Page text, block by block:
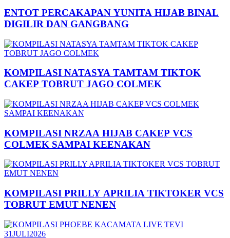
ENTOT PERCAKAPAN YUNITA HIJAB BINAL
DIGILIR DAN GANGBANG
KOMPILASI NATASYA TAMTAM TIKTOK
CAKEP TOBRUT JAGO COLMEK
KOMPILASI NRZAA HIJAB CAKEP VCS
COLMEK SAMPAI KEENAKAN
KOMPILASI PRILLY APRILIA TIKTOKER VCS
TOBRUT EMUT NENEN